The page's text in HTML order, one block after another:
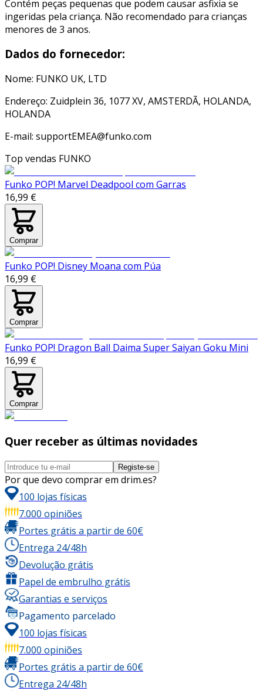
Contém peças pequenas que podem causar asfixia se
ingeridas pela criança. Não recomendado para crianças
menores de 3 anos.
Dados do fornecedor:
Nome: FUNKO UK, LTD
Endereço: Zuidplein 36, 1077 XV, AMSTERDÃ, HOLANDA,
HOLANDA
E-mail: supportEMEA@funko.com
Top vendas FUNKO
Funko POP! Marvel Deadpool com Garras
16,99 €
Comprar
Funko POP! Disney Moana com Púa
16,99 €
Comprar
Funko POP! Dragon Ball Daima Super Saiyan Goku Mini
16,99 €
Comprar
Quer receber as últimas novidades
Registe-se
Por que devo comprar em drim.es?
100 lojas físicas
7.000 opiniões
Portes grátis a partir de 60€
Entrega 24/48h
Devolução grátis
Papel de embrulho grátis
Garantias e serviços
Pagamento parcelado
100 lojas físicas
7.000 opiniões
Portes grátis a partir de 60€
Entrega 24/48h